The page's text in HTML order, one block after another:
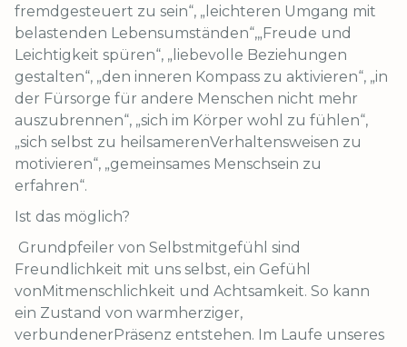
fremdgesteuert zu sein“, „leichteren Umgang mit
belastenden Lebensumständen“,„Freude und
Leichtigkeit spüren“, „liebevolle Beziehungen
gestalten“, „den inneren Kompass zu aktivieren“, „in
der Fürsorge für andere Menschen nicht mehr
auszubrennen“, „sich im Körper wohl zu fühlen“,
„sich selbst zu heilsamerenVerhaltensweisen zu
motivieren“, „gemeinsames Menschsein zu
erfahren“.
Ist das möglich?
Grundpfeiler von Selbstmitgefühl sind
Freundlichkeit mit uns selbst, ein Gefühl
vonMitmenschlichkeit und Achtsamkeit. So kann
ein Zustand von warmherziger,
verbundenerPräsenz entstehen. Im Laufe unseres